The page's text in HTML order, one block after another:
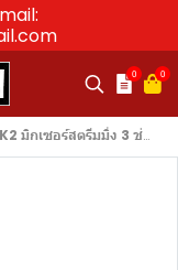
0 0
ง 3 ช่อง พร้อม USB Audio Interface